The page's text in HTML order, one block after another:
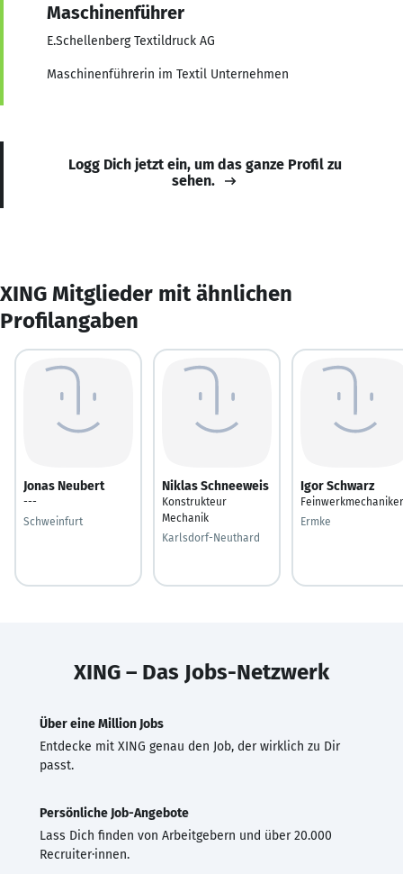
Maschinenführer
E.Schellenberg Textildruck AG
Maschinenführerin im Textil Unternehmen
Logg Dich jetzt ein, um das ganze Profil zu
sehen.
XING Mitglieder mit ähnlichen
Profilangaben
Jonas Neubert
---
Schweinfurt
Niklas Schneeweis
Konstrukteur
Mechanik
Karlsdorf-Neuthard
Igor Schwarz
Feinwerkmechaniker
Ermke
XING – Das Jobs-Netzwerk
Über eine Million Jobs
Entdecke mit XING genau den Job, der wirklich zu Dir
passt.
Persönliche Job-Angebote
Lass Dich finden von Arbeitgebern und über 20.000
Recruiter·innen.